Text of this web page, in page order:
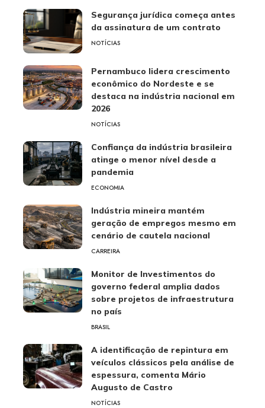
Segurança jurídica começa antes
da assinatura de um contrato
NOTÍCIAS
Pernambuco lidera crescimento
econômico do Nordeste e se
destaca na indústria nacional em
2026
NOTÍCIAS
Confiança da indústria brasileira
atinge o menor nível desde a
pandemia
ECONOMIA
Indústria mineira mantém
geração de empregos mesmo em
cenário de cautela nacional
CARREIRA
Monitor de Investimentos do
governo federal amplia dados
sobre projetos de infraestrutura
no país
BRASIL
A identificação de repintura em
veículos clássicos pela análise de
espessura, comenta Mário
Augusto de Castro
NOTÍCIAS